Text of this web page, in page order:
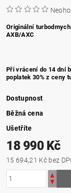
Originální
AXB/AXC
Při vrácení do 14 dní
poplatek 30% z ceny
Dostupnost
Běžná cena
Ušetříte
18 990 Kč
15 694,21 Kč bez